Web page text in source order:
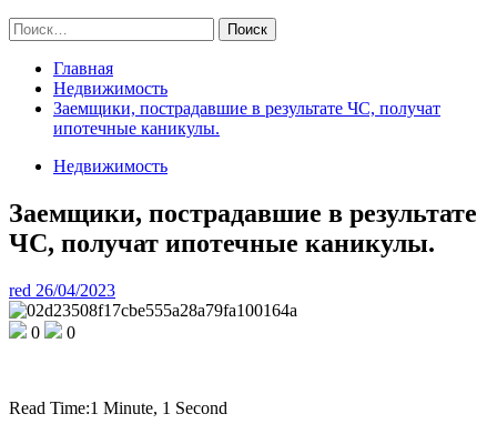
Найти:
Главная
Недвижимость
Заемщики, пострадавшие в результате ЧС, получат
ипотечные каникулы.
Недвижимость
Заемщики, пострадавшие в результате
ЧС, получат ипотечные каникулы.
red 26/04/2023
0 0
Read Time:1 Minute, 1 Second